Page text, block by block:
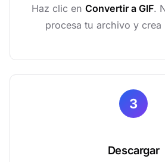
Haz clic en Convertir a GIF.
procesa tu archivo y crea
3
Descargar